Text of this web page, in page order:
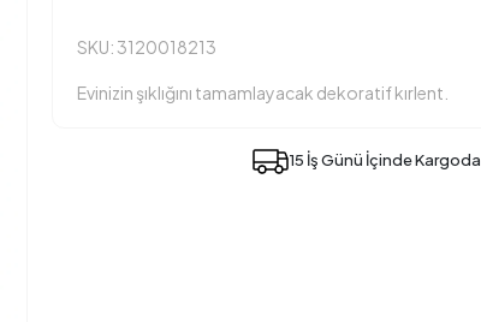
SKU: 3120018213
Evinizin şıklığını tamamlayacak dekoratif kırlent.
15 İş Günü İçinde Kargoda